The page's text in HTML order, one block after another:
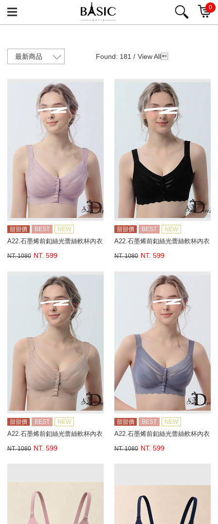
0
Found: 181 / View All
甜甜價 BEST NEW
A22.石墨烯前釦絲光蕾絲軟杯內衣
NT. 1080 NT. 599
甜甜價 BEST NEW
A22.石墨烯前釦絲光蕾絲軟杯內衣
NT. 1080 NT. 599
甜甜價 BEST NEW
A22.石墨烯前釦絲光蕾絲軟杯內衣
NT. 1080 NT. 599
甜甜價 BEST NEW
A22.石墨烯前釦絲光蕾絲軟杯內衣
NT. 1080 NT. 599